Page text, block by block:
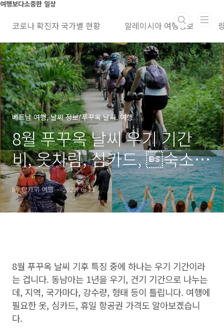
본문 바로가기
여행보다소중한 일상
코로나 확진자 국가별 현황 말레이시아 여행정보
베트남 여행, 날씨 정보/푸꾸옥 날씨, 여행
8월 푸꾸옥 날씨 우기 기간
비, 옷차림, 심카드, 숙소
가격 현황
by 랑카위 여행 2023. 6. 23.
8월 푸꾸옥 날씨 기후 특징 중에 하나는 우기 기간이라
는 겁니다. 동남아는 1년을 우기, 건기 기간으로 나누는
데, 지역, 국가마다, 강수량, 형태 등이 틀립니다. 여행에
필요한 옷, 심카드, 휴일 항공권 가격도 알아보겠습니
다.